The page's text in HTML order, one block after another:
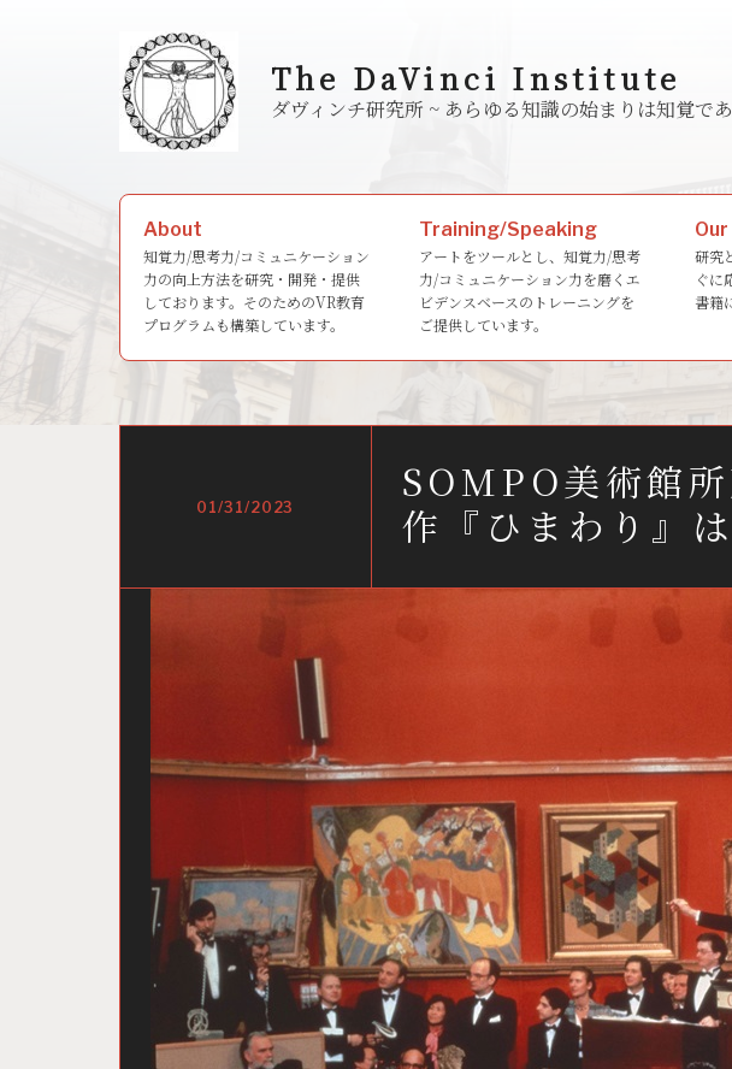
The DaVinci Institute
ダヴィンチ研究所 ~ あらゆる知識の始まりは知覚
About
知覚力/思考力/コミュニケーション
力の向上方法を研究・開発・提供
しております。そのためのVR教育
プログラムも構築しています。
Training/Speaking
アートをツールとし、知覚力/思考
力/コミュニケーション力を磨くエ
ビデンスベースのトレーニングを
ご提供しています。
研究
ぐに
書籍
SOMPO美術館
作『ひまわり』
01/31/2023